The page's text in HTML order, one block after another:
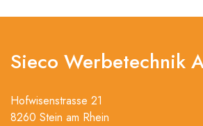
Sieco Werbetechnik
Hofwisenstrasse 21
8260 Stein am Rhein